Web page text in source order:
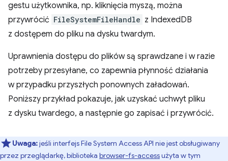
gestu użytkownika, np. kliknięcia myszą, można
przywrócić FileSystemFileHandle z IndexedDB
z dostępem do pliku na dysku twardym.
Uprawnienia dostępu do plików są sprawdzane i w razie
potrzeby przesyłane, co zapewnia płynność działania
w przypadku przyszłych ponownych załadowań.
Poniższy przykład pokazuje, jak uzyskać uchwyt pliku
z dysku twardego, a następnie go zapisać i przywrócić.
Uwaga:jeśli interfejs File System Access API nie jest obsługiwany
przez przeglądarkę, biblioteka browser-fs-accessużyta w tym